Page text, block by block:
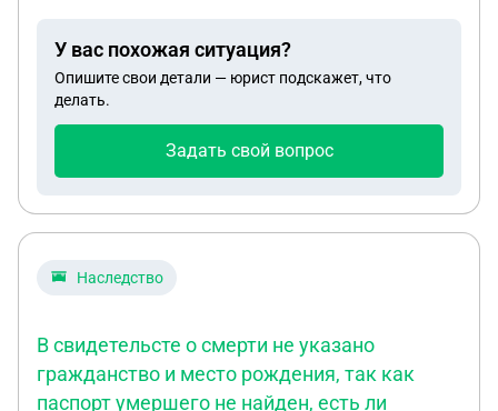
не захотел. Срок 6 мес для вступления в
наследство истек, это значит доля умершего
будет поделена между женой и дочкой? нотариус
ранее говорил что сын должен оформить отказ,
но насколько я поняла это не является
заставить. Он был оповещен от нас, но делать
выдачу свидетельства о наследстве со стороны
У вас похожая ситуация?
Опишите свои детали — юрист подскажет, что
делать.
Задать свой вопрос
Наследство
В свидетельсте о смерти не указано
гражданство и место рождения, так как
паспорт умершего не найден, есть ли